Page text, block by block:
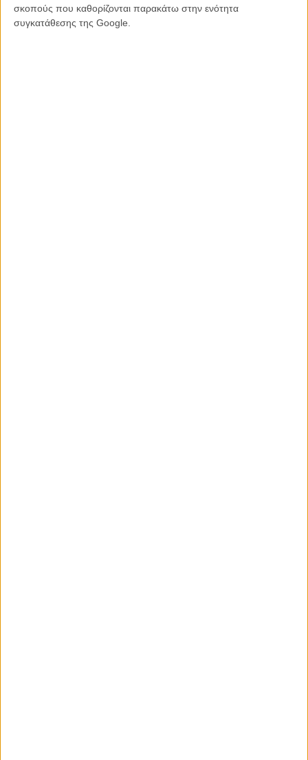
σκοπούς που καθορίζονται παρακάτω στην ενότητα
συγκατάθεσης της Google.
Η ταινία διαθέτει τα πάντα, ώστε να κάνει όσους λατρεύουν τέτοιου
είδους ταινίες, να τρέξουν να την δουν. Από την πανέμορφη, αλλά